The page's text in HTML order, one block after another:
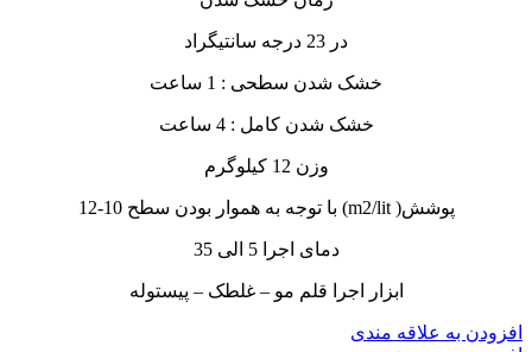
در 23 درجه سانتیگراد
خشک شدن سطحی : 1 ساعت
خشک شدن کامل : 4 ساعت
وزن 12 کیلوگرم
پوشش( m2/lit) با توجه به هموار بودن سطح 10-12
دمای اجرا 5 الی 35
ابزار اجرا قلم مو – غلطک – پیستوله
افزودن به علاقه مندی